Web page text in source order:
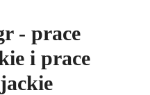
- prace
i prace